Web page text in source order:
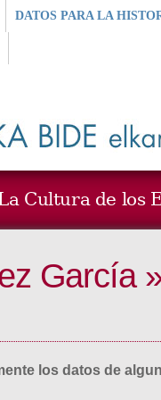
DATOS PARA LA
Cultura de los
García
los datos de